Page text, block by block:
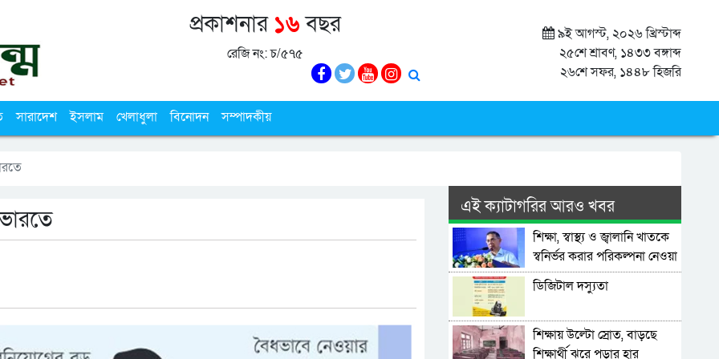
প্রকাশনার ১৬বছর
রেজি নং: চ/৫৭৫
৯ই আগস্ট, ২০২৬ খ্রিস্টাব্দ
২৫শে শ্রাবণ, ১৪৩৩ বঙ্গাব্দ
২৬শে সফর, ১৪৪৮ হিজরি
সারাদেশ ইসলাম খেলাধুলা বিনোদন সম্পাদকীয়
এই ক্যাটাগরির আরও খবর
শিক্ষা, স্বাস্থ্য ও জ্বালানি খাতকে
স্বনির্ভর করার পরিকল্পনা নেওয়া
হয়েছে: প্রধানমন্ত্রী
ডিজিটাল দস্যুতা
শিক্ষায় উল্টো স্রোত, বাড়ছে
শিক্ষার্থী ঝরে পড়ার হার